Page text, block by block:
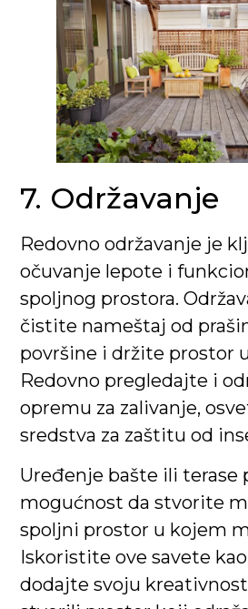
7. Održavanje
Redovno održavanje je
očuvanje lepote i
spoljnog prostora.
čistite nameštaj od
površine i držite prostor
Redovno pregledajte i
opremu za zalivanje,
sredstva za zaštitu od
Uređenje bašte ili terase
mogućnost da stvorite
spoljni prostor u kojem
Iskoristite ove savete
dodajte svoju